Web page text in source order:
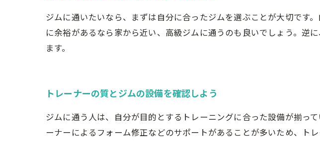
ジムに通いたいなら、まずは自分に合ったジムを選ぶことが大切です
に余裕があるなら家から近い、高級ジムに通うのも良いでしょう。逆
ます。
トレーナーの質とジムの設備を確認しよう
ジムに通う人は、自分が目的とするトレーニングに合った設備が揃っ
ーナーによるフォーム修正などのサポートがあることが多いため、ト